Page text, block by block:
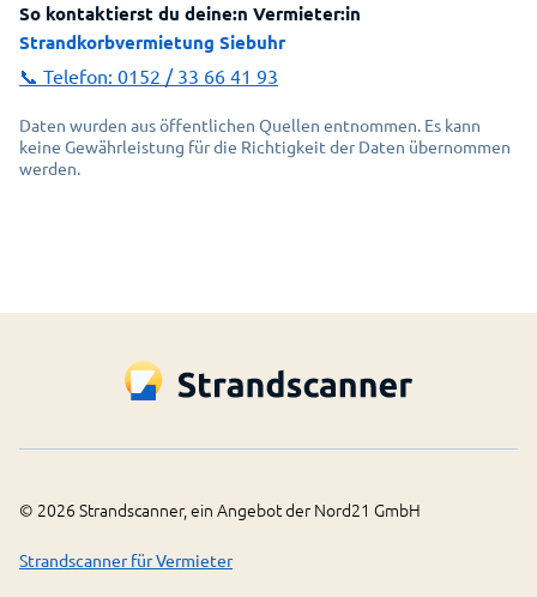
So kontaktierst du deine:n Vermieter:in
Strandkorbvermietung Siebuhr
📞 Telefon: 0152 / 33 66 41 93
Daten wurden aus öffentlichen Quellen entnommen. Es kann
keine Gewährleistung für die Richtigkeit der Daten übernommen
werden.
© 2026 Strandscanner, ein Angebot der Nord21 GmbH
Strandscanner für Vermieter